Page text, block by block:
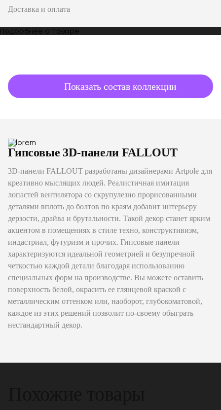
Доставка и оплата
подробнее о товаре
Показать состав коллекции
Гипсовые 3D-панели FALLOUT
3D-панели FALLOUT разработаны дизайнерами Artpole для
креативно мыслящих людей. Реалистичная имитация
лопастей вентилятора со скрупулезно прорисованными
деталями вплоть до болтов по краям добавит интерьеру
дерзости, драйва и брутальности. Такой декор станет ярким
акцентом в помещениях в стиле техно, конструктивизм,
индастриал, футуризм и прочих. Гипсовые панели
характеризуются идеальной геометрией и безупречной
четкостью каждой детали благодаря использованию
специальных форм на производстве. Вы можете оставить
поверхность белой, окрасить ее глянцевой краской с
металлическим оттенком или, наоборот, глубокоматовой,
каждое из этих решений позволит по-своему обыграть
нестандартный декор.